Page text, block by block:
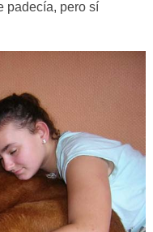
padecía, pero sí